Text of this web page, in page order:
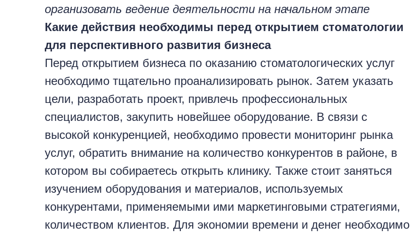
организовать ведение деятельности на начальном этапе
Какие действия необходимы перед открытием стоматологии
для перспективного развития бизнеса
Перед открытием бизнеса по оказанию стоматологических услуг
необходимо тщательно проанализировать рынок. Затем указать
цели, разработать проект, привлечь профессиональных
специалистов, закупить новейшее оборудование. В связи с
высокой конкуренцией, необходимо провести мониторинг рынка
услуг, обратить внимание на количество конкурентов в районе, в
котором вы собираетесь открыть клинику. Также стоит заняться
изучением оборудования и материалов, используемых
конкурентами, применяемыми ими маркетинговыми стратегиями,
количеством клиентов. Для экономии времени и денег необходимо